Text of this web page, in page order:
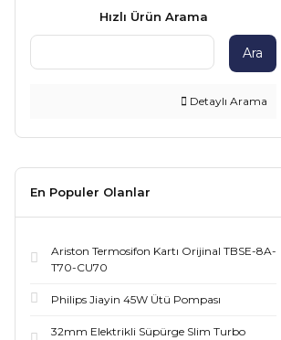
Hızlı Ürün Arama
Ara
Detaylı Arama
En Populer Olanlar
Ariston Termosifon Kartı Orijinal TBSE-8A-
T70-CU70
Philips Jiayin 45W Ütü Pompası
32mm Elektrikli Süpürge Slim Turbo